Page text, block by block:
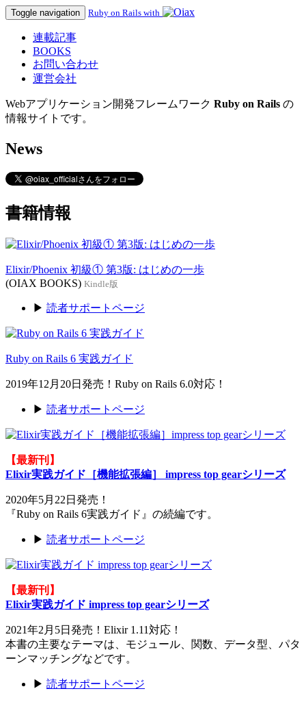
Toggle navigation Ruby on Rails with
連載記事
BOOKS
お問い合わせ
運営会社
Webアプリケーション開発フレームワーク Ruby on Rails の
情報サイトです。
News
書籍情報
Elixir/Phoenix 初級① 第3版: はじめの一歩
(OIAX BOOKS) Kindle版
▶ 読者サポートページ
Ruby on Rails 6 実践ガイド
2019年12月20日発売！Ruby on Rails 6.0対応！
▶ 読者サポートページ
【最新刊】
Elixir実践ガイド［機能拡張編］ impress top gearシリーズ
2020年5月22日発売！
『Ruby on Rails 6実践ガイド』の続編です。
▶ 読者サポートページ
【最新刊】
Elixir実践ガイド impress top gearシリーズ
2021年2月5日発売！Elixir 1.11対応！
本書の主要なテーマは、モジュール、関数、データ型、パタ
ーンマッチングなどです。
▶ 読者サポートページ